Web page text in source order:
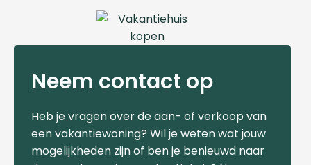
Neem contact op
Heb je vragen over de aan- of verkoop van
een vakantiewoning? Wil je weten wat jouw
mogelijkheden zijn of ben je benieuwd naar